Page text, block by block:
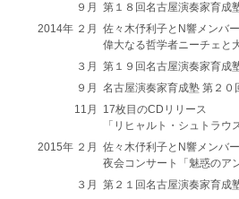
９月
第１８回名古屋演奏家育成
2014年 ２月
佐々木伃利子とN響メンバ
偉大なる哲学者ニーチェと
３月
第１９回名古屋演奏家育成
９月
名古屋演奏家育成塾 第２
11月
17枚目のCDリリース
「リヒャルト・シュトラ
2015年 ２月
佐々木伃利子とN響メンバ
夜会コンサート「魅惑のア
３月
第２１回名古屋演奏家育成